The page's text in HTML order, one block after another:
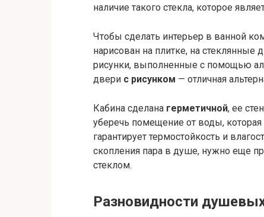
наличие такого стекла, которое
Чтобы сделать интерьер в ванной
нарисован на плитке, на стеклянные
рисунки, выполненные с помощью
двери с рисунком — отличная
Кабина сделана герметичной, ее
уберечь помещение от воды,
гарантирует термостойкость и
скопления пара в душе, нужно еще
стеклом.
Разновидности